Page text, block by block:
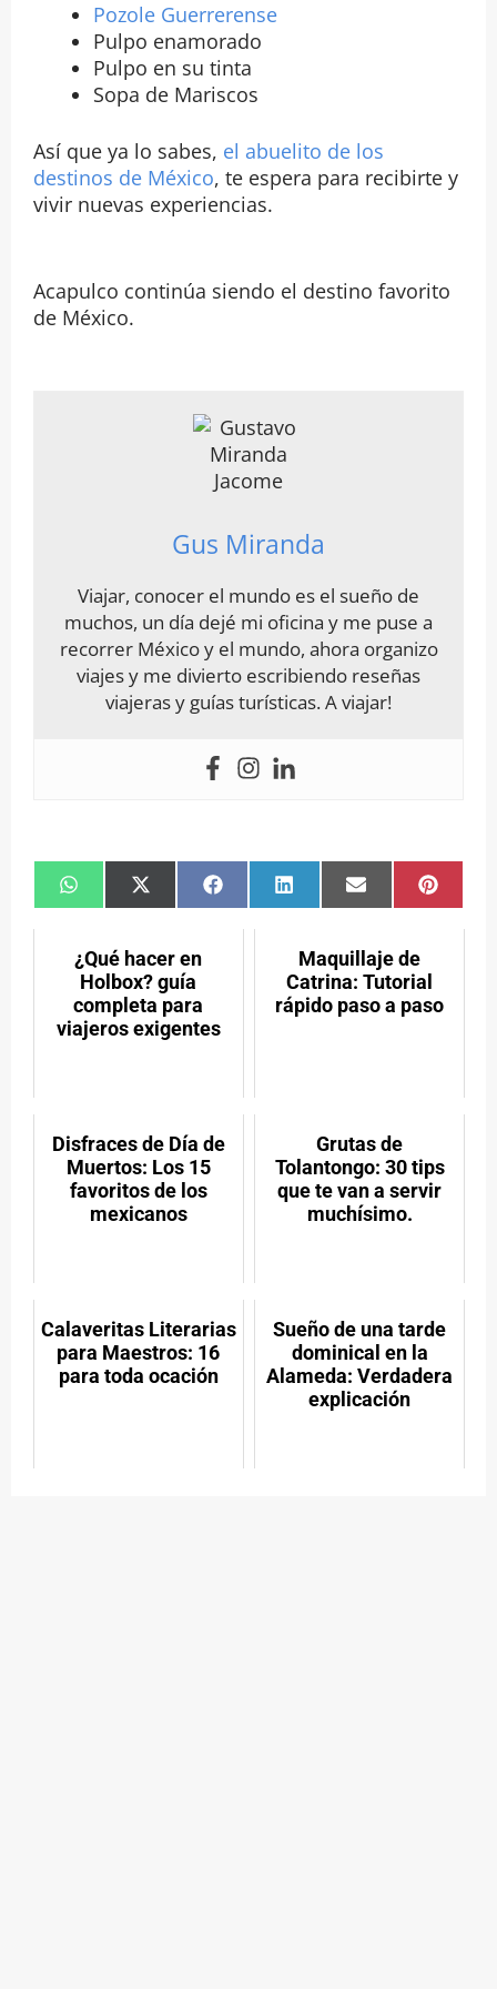
Pozole Guerrerense
Pulpo enamorado
Pulpo en su tinta
Sopa de Mariscos
Así que ya lo sabes, el abuelito de los
destinos de México, te espera para recibirte y
vivir nuevas experiencias.
Acapulco continúa siendo el destino favorito
de México.
Gus Miranda
Viajar, conocer el mundo es el sueño de
muchos, un día dejé mi oficina y me puse a
recorrer México y el mundo, ahora organizo
viajes y me divierto escribiendo reseñas
viajeras y guías turísticas. A viajar!
Compartir
en
Compartir
en
(Twitter)
Compartir
en
Facebook
Compartir
en
Compartir
en en
¿Qué hacer en
Holbox? guía
completa para
viajeros exigentes
Maquillaje de
Catrina: Tutorial
rápido paso a paso
Disfraces de Día de
Muertos: Los 15
favoritos de los
mexicanos
Grutas de
Tolantongo: 30 tips
que te van a servir
muchísimo.
Calaveritas Literarias
para Maestros: 16
para toda ocación
Sueño de una tarde
dominical en la
Alameda: Verdadera
explicación